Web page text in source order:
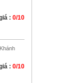
: 0/10
Khánh
: 0/10